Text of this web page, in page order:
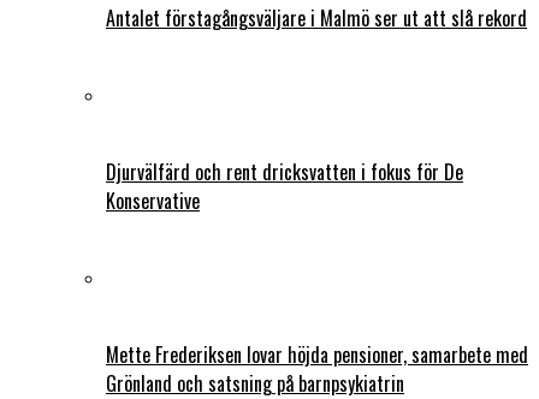
Antalet förstagångsväljare i Malmö ser ut att slå rekord
Djurvälfärd och rent dricksvatten i fokus för De
Konservative
Mette Frederiksen lovar höjda pensioner, samarbete med
Grönland och satsning på barnpsykiatrin